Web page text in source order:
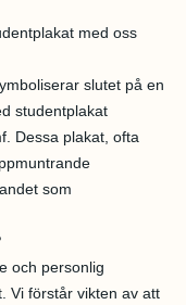
med oss
slutet på en
studentplakat
Dessa plakat, ofta
som
och personlig
Vi förstår vikten av att